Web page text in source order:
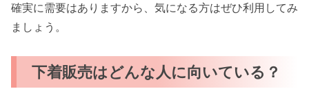
確実に需要はありますから、気になる方はぜひ利用してみ
ましょう。
下着販売はどんな人に向いている？